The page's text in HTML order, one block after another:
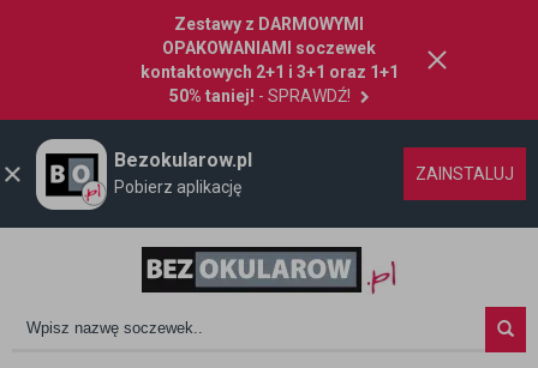
Zestawy z DARMOWYMI
OPAKOWANIAMI soczewek
kontaktowych 2+1 i 3+1 oraz 1+1
50% taniej! - SPRAWDŹ!
Bezokularow.pl
Pobierz aplikację
ZAINSTALUJ